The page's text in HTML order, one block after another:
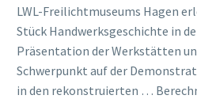
LWL-Freilichtmuseums Hagen
Stück Handwerksgeschichte in
Präsentation der Werkstätten
Schwerpunkt auf der
in den rekonstruierten …